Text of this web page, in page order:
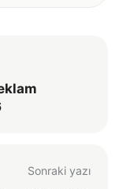
Sonraki yazı